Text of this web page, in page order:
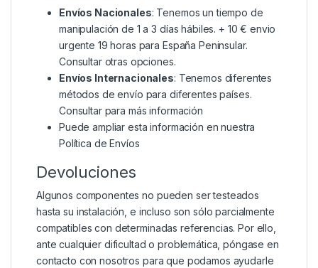
Envíos Nacionales: Tenemos un tiempo de
manipulación de 1 a 3 días hábiles. + 10 € envio
urgente 19 horas para España Peninsular.
Consultar otras opciones.
Envíos Internacionales: Tenemos diferentes
métodos de envío para diferentes países.
Consultar para más información
Puede ampliar esta información en nuestra
Política de Envíos
Devoluciones
Algunos componentes no pueden ser testeados
hasta su instalación, e incluso son sólo parcialmente
compatibles con determinadas referencias. Por ello,
ante cualquier dificultad o problemática, póngase en
contacto con nosotros para que podamos ayudarle